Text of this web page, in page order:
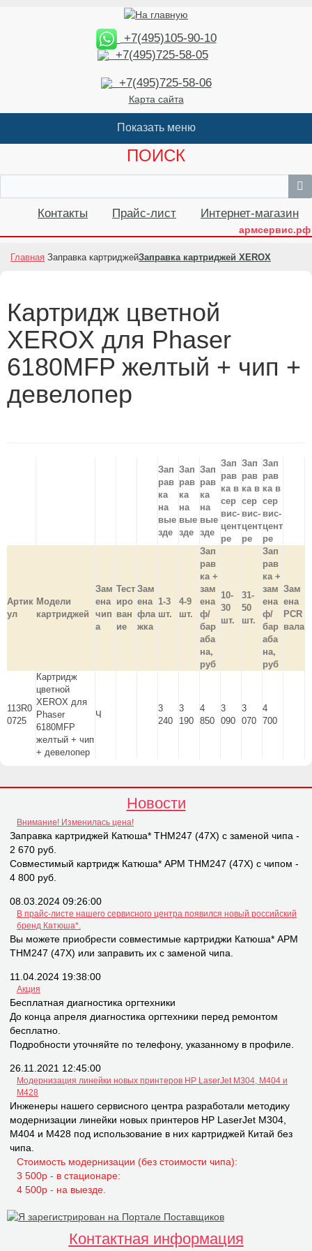
+7(495)105-90-10
+7(495)725-58-05
+7(495)725-58-06
Карта сайта
ПОИСК
Контакты Прайс-лист Интернет-магазин
армсервис.рф
Главная Заправка картриджейЗаправка картриджей XEROX
Картридж цветной
XEROX для Phaser
6180MFP желтый + чип +
девелопер
Зап
рав
ка
на
вые
зде
Зап
рав
ка
на
вые
зде
Зап
рав
ка
на
вые
зде
Зап
рав
ка в
сер
вис-
цент
ре
Зап
рав
ка в
сер
вис-
цент
ре
Зап
рав
ка в
сер
вис-
цент
ре
Артик
ул
Модели
картриджей
Зам
ена
чип
а
Тест
иро
ван
ие
Зам
ена
фла
жка
1-3
шт.
4-9
шт.
Зап
рав
ка +
зам
ена
ф/
бар
аба
на,
руб
10-
30
шт.
31-
50
шт.
Зап
рав
ка +
зам
ена
ф/
бар
аба
на,
руб
Зам
ена
PCR
вала
113R0
0725
Картридж
цветной
XEROX для
Phaser
6180MFP
желтый + чип
+ девелопер
Ч
3
240
3
190
4
850
3
090
3
070
4
700
Новости
Внимание! Изменилась цена!
Заправка картриджей Катюша* THM247 (47X) с заменой чипа -
2 670 руб.
Совместимый картридж Катюша* APM THM247 (47X) с чипом -
4 800 руб.
08.03.2024 09:26:00
В прайс-листе нашего сервисного центра появился новый российский
бренд Катюша*.
Вы можете приобрести совместимые картриджи Катюша* APM
THM247 (47X) или заправить их с заменой чипа.
11.04.2024 19:38:00
Акция
Бесплатная диагностика оргтехники
До конца апреля диагностика оргтехники перед ремонтом
бесплатно.
Подробности уточняйте по телефону, указанному в профиле.
26.11.2021 12:45:00
Модернизация линейки новых принтеров НР LaserJet M304, M404 и
M428
Инженеры нашего сервисного центра разработали методику
модернизации линейки новых принтеров НР LaserJet M304,
M404 и M428 под использование в них картриджей Китай без
чипа.
Стоимость модернизации (без стоимости чипа):
3 500р - в стационаре:
4 500р - на выезде.
Контактная информация